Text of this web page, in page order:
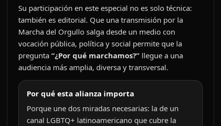
Su participación en este especial no es solo técnica:
también es editorial. Que una transmisión por la
Marcha del Orgullo salga desde un medio con
vocación pública, política y social permite que la
pregunta “¿Por qué marchamos?” llegue a una
audiencia más amplia, diversa y transversal.
Por qué esta alianza importa
Porque une dos miradas necesarias: la de un
canal LGBTQ+ latinoamericano que cubre la